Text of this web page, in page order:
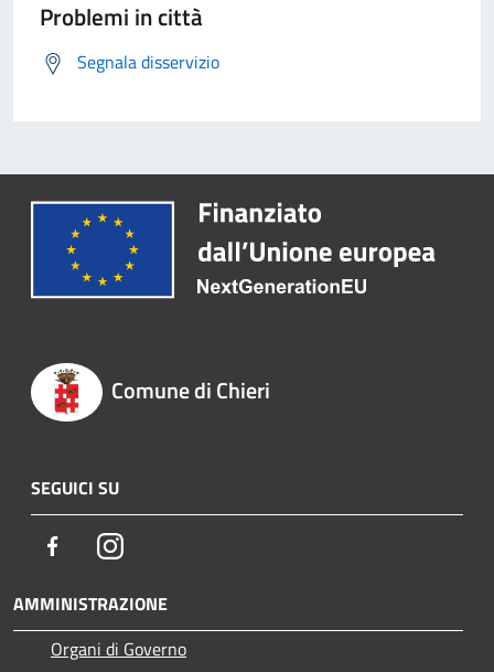
Problemi in città
Segnala disservizio
Comune di Chieri
SEGUICI SU
FacebookInstagram
AMMINISTRAZIONE
Organi di Governo